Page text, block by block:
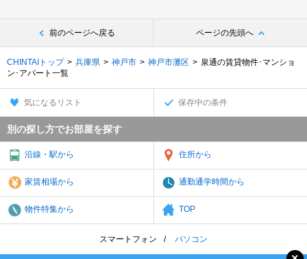
前のページへ戻る ページの先頭へ
CHINTAIトップ 兵庫県 神戸市 神戸市灘区
泉通の賃貸物件･マンショ
ン･アパート一覧
気になるリスト 保存中の条件
別の探し方でお部屋を探す
沿線・駅から 住所から
家賃相場から 通勤通学時間から
物件特集から TOP
スマートフォン パソコン